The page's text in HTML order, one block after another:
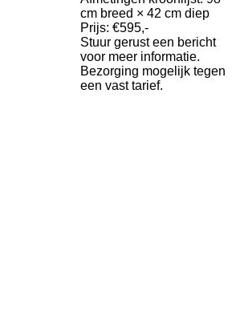
cm breed × 42 cm diep
Prijs: €595,-
Stuur gerust een bericht
voor meer informatie.
Bezorging mogelijk tegen
een vast tarief.